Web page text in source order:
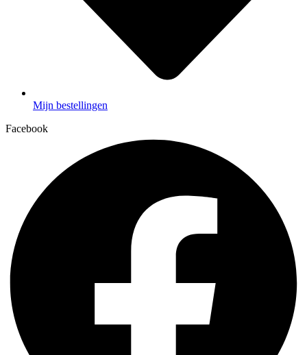
Mijn bestellingen
Facebook